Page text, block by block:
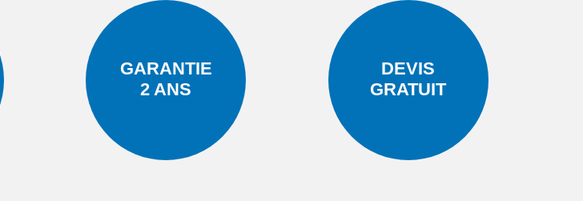
GARANTIE
2 ANS
DEVIS
GRATUIT